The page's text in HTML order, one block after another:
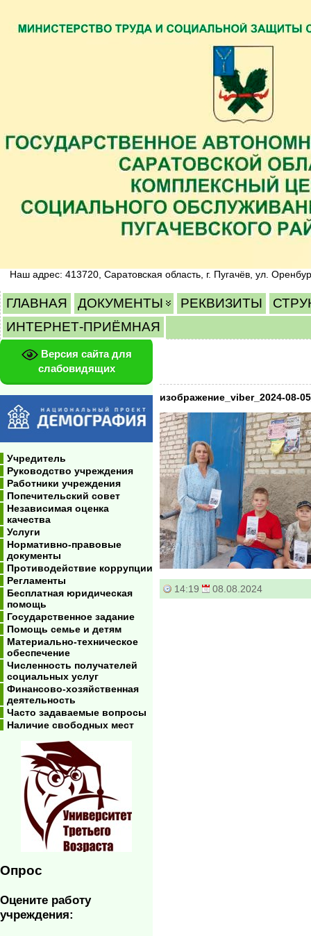
Наш адрес: 413720, Саратовская область, г. Пугачёв, ул.
ГЛАВНАЯ ДОКУМЕНТЫ РЕКВИЗИТЫ
ИНТЕРНЕТ-ПРИЁМНАЯ
Версия сайта для
слабовидящих
Учредитель
Руководство учреждения
Работники учреждения
Попечительский совет
Независимая оценка
качества
Услуги
Нормативно-правовые
документы
Противодействие коррупции
Регламенты
Бесплатная юридическая
помощь
Государственное задание
Помощь семье и детям
Материально-техническое
обеспечение
Численность получателей
социальных услуг
Финансово-хозяйственная
деятельность
Часто задаваемые вопросы
Наличие свободных мест
Опрос
Оцените работу
учреждения:
изображение_viber_2024-08-
14:19 08.08.2024